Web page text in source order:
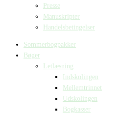
Presse
Manuskripter
Handelsbetingelser
Sommerbogpakker
Bøger
Letlæsning
Indskolingen
Mellemtrinnet
Udskolingen
Bogkasser